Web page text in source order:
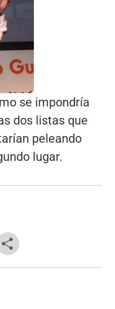
se impondría
dos listas que
peleando
lugar.
o